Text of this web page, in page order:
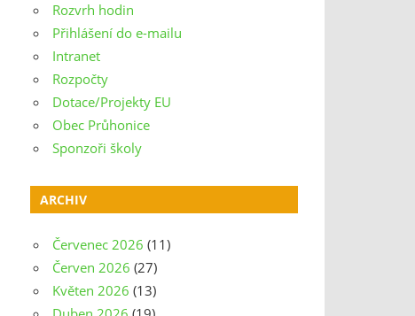
Rozvrh hodin
Přihlášení do e-mailu
Intranet
Rozpočty
Dotace/Projekty EU
Obec Průhonice
Sponzoři školy
ARCHIV
Červenec 2026 (11)
Červen 2026 (27)
Květen 2026 (13)